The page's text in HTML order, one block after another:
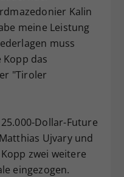
Kalin
meine Leistung
muss
das
"Tiroler
Dollar-Future
Ujvary und
zwei weitere
eingezogen.
Ihre Consent-
anderem eine
ID, für die
Ihrer
falls der
dies eingestellt